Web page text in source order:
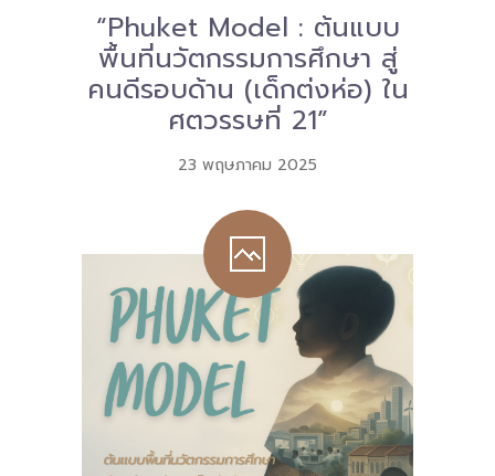
-- หนังสือและเอกสาร
-- กฎหมาย
---- เจตนารมณ์ของ พ.ร.บ.
ศึกษา พ.ศ. 252 พ.ศ. 2569
---- รายงานการประเมินผลสัมฤทธิ์ พ.ร.บ.พื้นที่นวัตกรรม
การศึกษา พ.ศ. 2562
---- รับฟังความคิดเห็นร่าง พ.ร.ฎ. ฯ
---- รายงานการวิเคราะห์ผลกระทบที่อาจเกิดขึ้นจากกฎ
หมายฯ
-- รายงานคณะผู้ประเมินอิสระ
“Phuket Model : ต้นแบบ
พื้นที่นวัตกรรมการศึกษา สู่
คนดีรอบด้าน (เด็กต่งห่อ) ใน
ศตวรรษที่ 21”
23 พฤษภาคม 2025